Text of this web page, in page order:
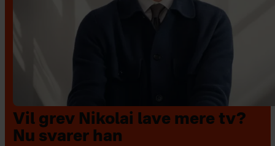
Vil grev Nikolai lave mere tv?
Nu svarer han